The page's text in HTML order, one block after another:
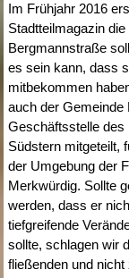
Im Frühjahr 2016
Stadtteilmagazin
Bergmannstraße
es sein kann, dass
mitbekommen
auch der Gemeinde
Geschäftsstelle des
Südstern mitgeteilt,
der Umgebung der
Merkwürdig. Sollte
werden, dass er
tiefgreifende
sollte, schlagen wir
fließenden und